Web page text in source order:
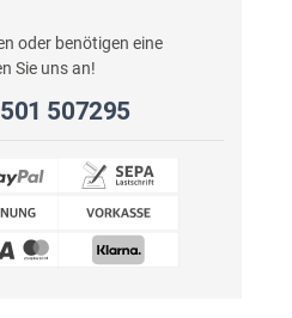
oder benötigen eine
Sie uns an!
507295